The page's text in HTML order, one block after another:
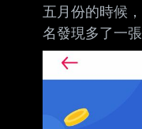
五月份的時候
名發現多了一
是什麼信用卡
為意。 最近認
每個月都有「
原則上就是我